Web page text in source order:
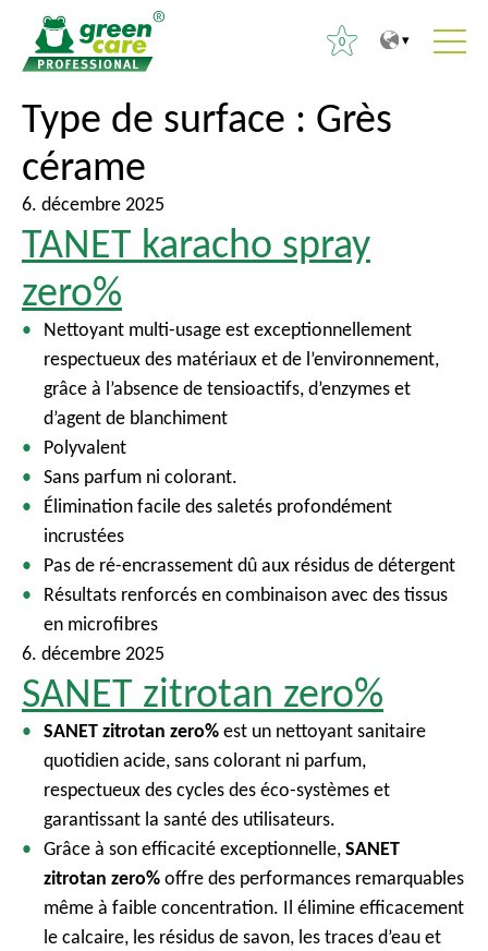
0
R
e
c
h
e
r
c
h
Type de surface : Grès
cérame
6. décembre 2025
TANET karacho spray
zero%
Nettoyant multi-usage est exceptionnellement
respectueux des matériaux et de l’environnement,
grâce à l’absence de tensioactifs, d’enzymes et
d’agent de blanchiment
Polyvalent
Sans parfum ni colorant.
Élimination facile des saletés profondément
incrustées
Pas de ré-encrassement dû aux résidus de détergent
Résultats renforcés en combinaison avec des tissus
en microfibres
6. décembre 2025
SANET zitrotan zero%
SANET zitrotan zero%est un nettoyant sanitaire
quotidien acide, sans colorant ni parfum,
respectueux des cycles des éco-systèmes et
garantissant la santé des utilisateurs.
Grâce à son efficacité exceptionnelle,SANET
zitrotan zero%offre des performances remarquables
même à faible concentration. Il élimine efficacement
le calcaire, les résidus de savon, les traces d’eau et